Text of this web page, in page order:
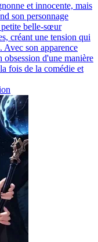
et innocente, mais
son personnage
petite belle-sœur
créant une tension qui
Avec son apparence
obsession d'une manière
fois de la comédie et